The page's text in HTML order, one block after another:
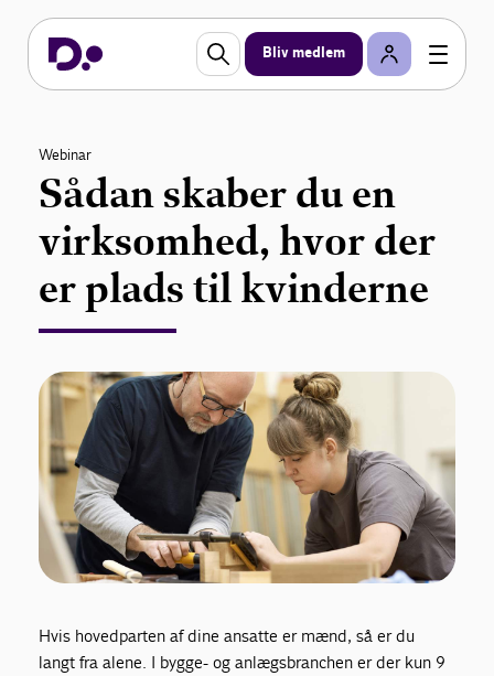
Bliv medlem
Webinar
Sådan skaber du en
virksomhed, hvor der
er plads til kvinderne
Hvis hovedparten af dine ansatte er mænd, så er du
langt fra alene. I bygge- og anlægsbranchen er der kun 9